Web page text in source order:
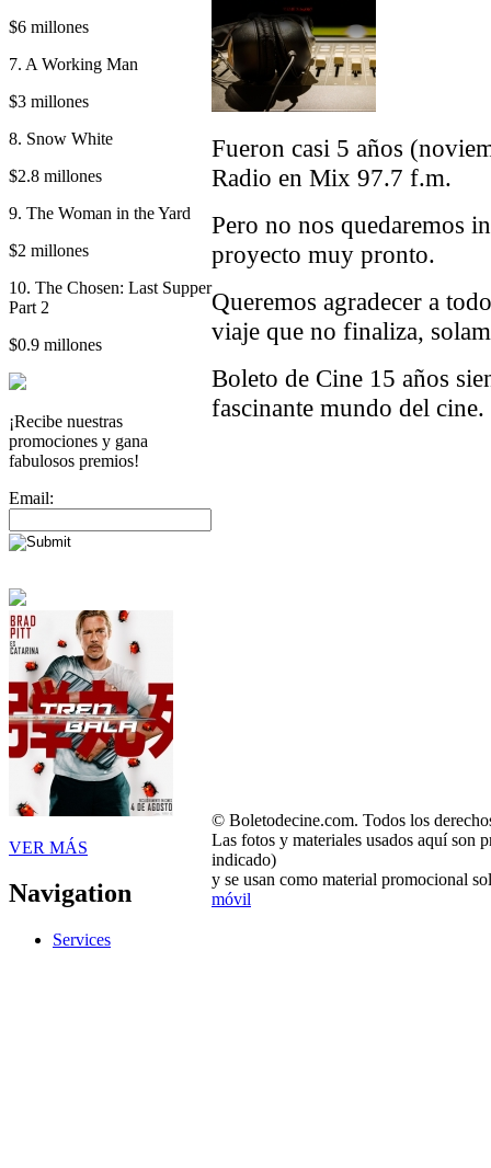
$6 millones
7. A Working Man
$3 millones
8. Snow White
$2.8 millones
9. The Woman in the Yard
$2 millones
10. The Chosen: Last Supper
Part 2
$0.9 millones
¡Recibe nuestras
promociones y gana
fabulosos premios!
Email:
VER MÁS
Navigation
Services
Fueron casi 5 años
Radio en Mix 97.7 f.m.
Pero no nos quedaremos
proyecto muy pronto.
Queremos agradecer a
viaje que no finaliza,
Boleto de Cine 15 años
fascinante mundo del cine.
© Boletodecine.com. Todos los
Las fotos y materiales usados aquí son
indicado)
y se usan como material promocional
móvil